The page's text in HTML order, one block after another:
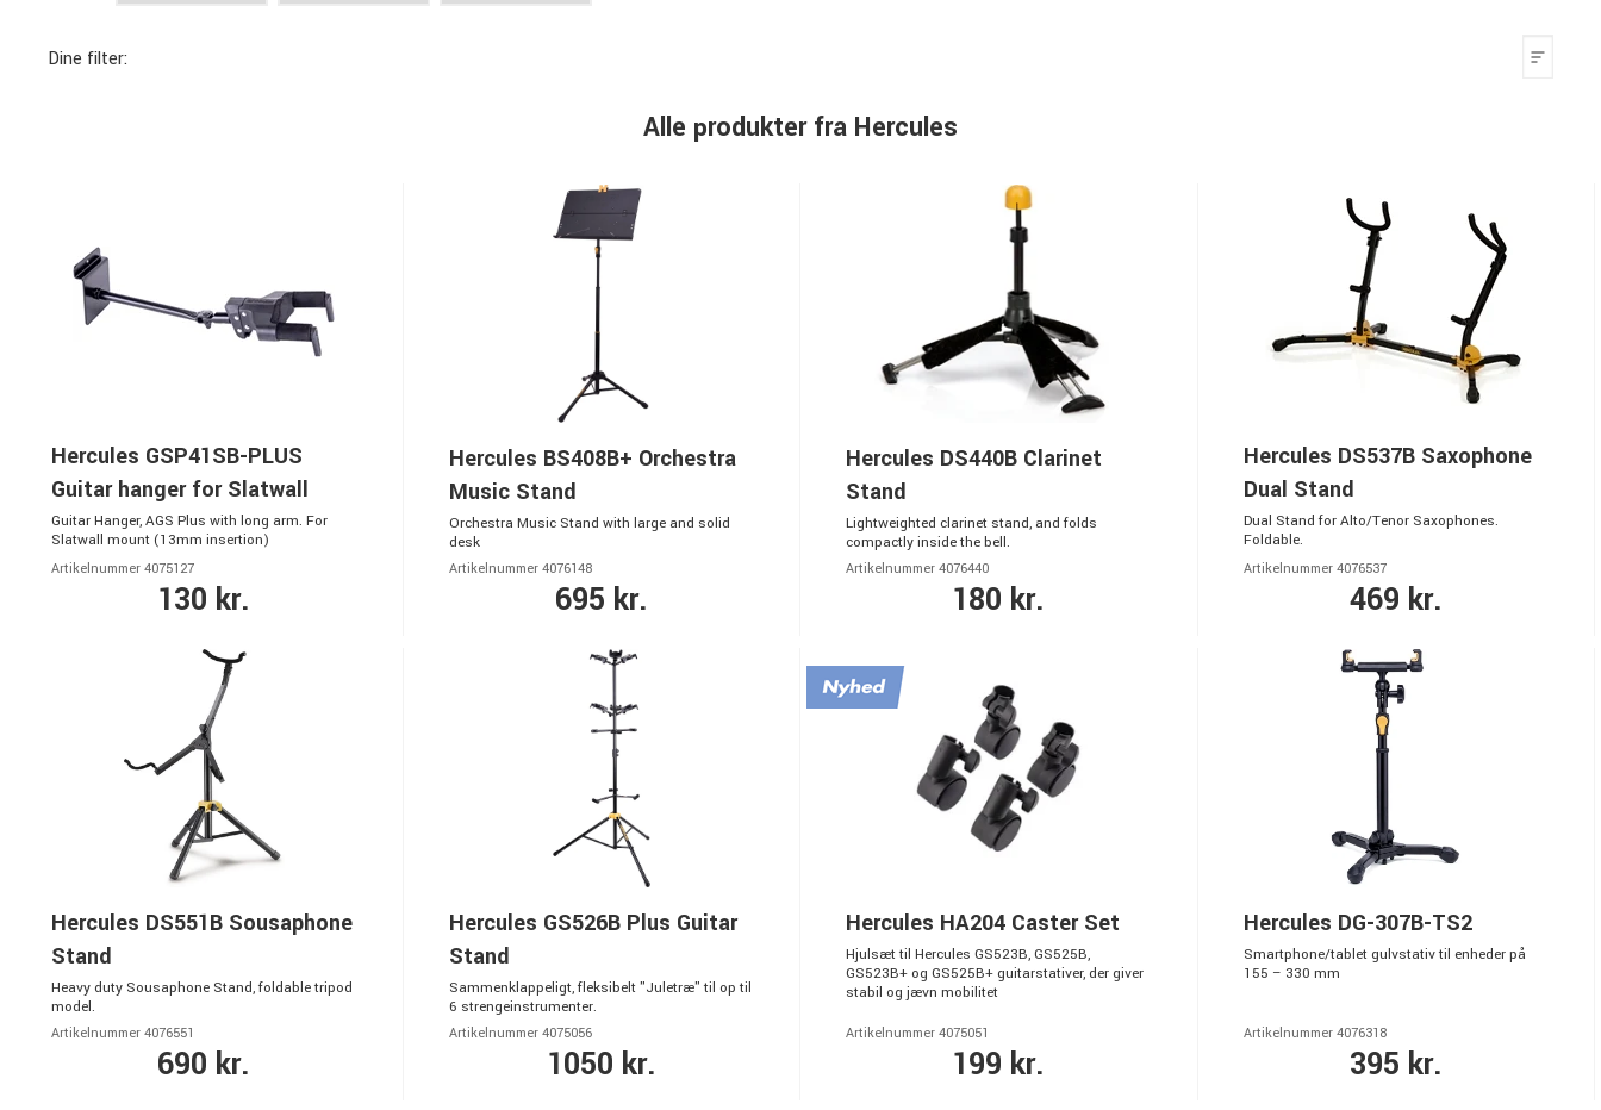
Dine filter:
Alle produkter fra Hercules
Hercules GSP41SB-PLUS
Guitar hanger for Slatwall
Guitar Hanger, AGS Plus with long arm. For
Slatwall mount (13mm insertion)
Artikelnummer 4075127
130 kr.
Hercules BS408B+ Orchestra
Music Stand
Orchestra Music Stand with large and solid
desk
Artikelnummer 4076148
695 kr.
Hercules DS440B Clarinet
Stand
Lightweighted clarinet stand, and folds
compactly inside the bell.
Artikelnummer 4076440
180 kr.
Hercules DS537B Saxophone
Dual Stand
Dual Stand for Alto/Tenor Saxophones.
Foldable.
Artikelnummer 4076537
469 kr.
Hercules DS551B Sousaphone
Stand
Heavy duty Sousaphone Stand, foldable tripod
model.
Artikelnummer 4076551
690 kr.
Hercules GS526B Plus Guitar
Stand
Sammenklappeligt, fleksibelt "Juletræ" til op til
6 strengeinstrumenter.
Artikelnummer 4075056
1050 kr.
Hercules HA204 Caster Set
Hjulsæt til Hercules GS523B, GS525B,
GS523B+ og GS525B+ guitarstativer, der giver
stabil og jævn mobilitet
Artikelnummer 4075051
199 kr.
Hercules DG-307B-TS2
Smartphone/tablet gulvstativ til enheder på
155 – 330 mm
Artikelnummer 4076318
395 kr.